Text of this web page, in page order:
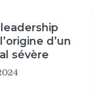
d’un
sévère